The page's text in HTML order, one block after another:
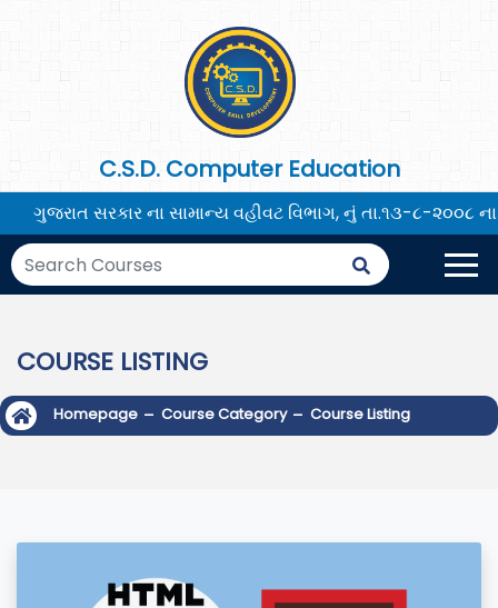
C.S.D. Computer Education
ગુજરાત સરકાર ના સામાન્ય વહીવટ વિભાગ, નું તા.૧૩-૮-૨૦૦૮
COURSE LISTING
Homepage - Course Category - Course Listing